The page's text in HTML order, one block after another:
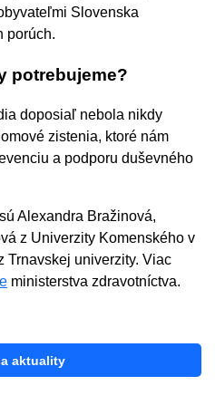
Slovenska
porúch.
potrebujeme?
doposiaľ nebola nikdy
zistenia, ktoré nám
a podporu duševného
Alexandra Bražinová,
z Univerzity Komenského v
Trnavskej univerzity. Viac
ministerstva zdravotníctva.
aktuality